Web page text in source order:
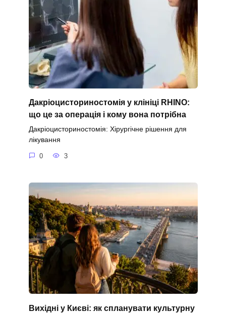
Дакріоцисториностомія у клініці RHINO:
що це за операція і кому вона потрібна
Дакріоцисториностомія: Хірургічне рішення для
лікування
0 3
Вихідні у Києві: як спланувати культурну